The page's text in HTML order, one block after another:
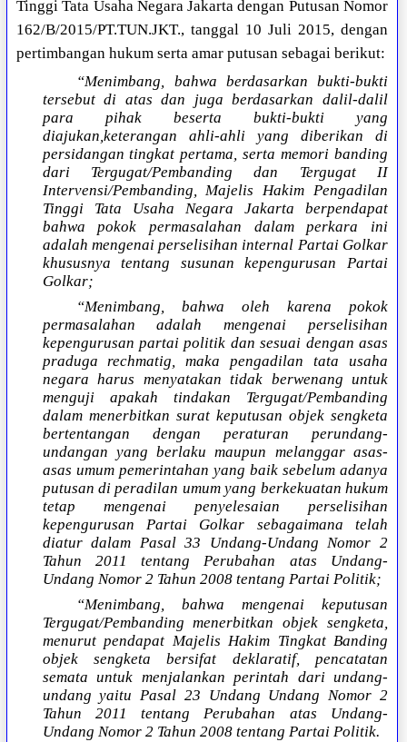
Tinggi Tata Usaha Negara Jakarta dengan Putusan Nomor
162/B/2015/PT.TUN.JKT., tanggal 10 Juli 2015, dengan
pertimbangan hukum serta amar putusan sebagai berikut:
“Menimbang, bahwa berdasarkan bukti-bukti
tersebut di atas dan juga berdasarkan dalil-dalil
para pihak beserta bukti-bukti yang
diajukan,keterangan ahli-ahli yang diberikan di
persidangan tingkat pertama, serta memori banding
dari Tergugat/Pembanding dan Tergugat II
Intervensi/Pembanding, Majelis Hakim Pengadilan
Tinggi Tata Usaha Negara Jakarta berpendapat
bahwa pokok permasalahan dalam perkara ini
adalah mengenai perselisihan internal Partai Golkar
khususnya tentang susunan kepengurusan Partai
Golkar;
“Menimbang, bahwa oleh karena pokok
permasalahan adalah mengenai perselisihan
kepengurusan partai politik dan sesuai dengan asas
praduga rechmatig, maka pengadilan tata usaha
negara harus menyatakan tidak berwenang untuk
menguji apakah tindakan Tergugat/Pembanding
dalam menerbitkan surat keputusan objek sengketa
bertentangan dengan peraturan perundang-
undangan yang berlaku maupun melanggar asas-
asas umum pemerintahan yang baik sebelum adanya
putusan di peradilan umum yang berkekuatan hukum
tetap mengenai penyelesaian perselisihan
kepengurusan Partai Golkar sebagaimana telah
diatur dalam Pasal 33 Undang-Undang Nomor 2
Tahun 2011 tentang Perubahan atas Undang-
Undang Nomor 2 Tahun 2008 tentang Partai Politik;
“Menimbang, bahwa mengenai keputusan
Tergugat/Pembanding menerbitkan objek sengketa,
menurut pendapat Majelis Hakim Tingkat Banding
objek sengketa bersifat deklaratif, pencatatan
semata untuk menjalankan perintah dari undang-
undang yaitu Pasal 23 Undang Undang Nomor 2
Tahun 2011 tentang Perubahan atas Undang-
Undang Nomor 2 Tahun 2008 tentang Partai Politik.